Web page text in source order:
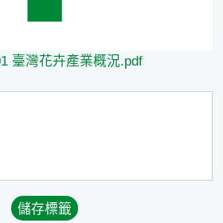
臺灣花卉產業概況.pdf